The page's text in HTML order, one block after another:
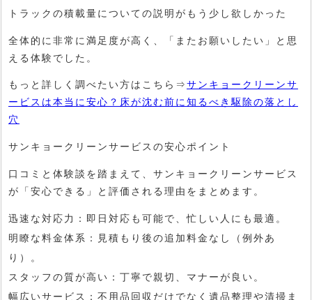
トラックの積載量についての説明がもう少し欲しかった
全体的に非常に満足度が高く、「またお願いしたい」と思
える体験でした。
もっと詳しく調べたい方はこちら⇒サンキョークリーンサ
ービスは本当に安心？床が沈む前に知るべき駆除の落とし
穴
サンキョークリーンサービスの安心ポイント
口コミと体験談を踏まえて、サンキョークリーンサービス
が「安心できる」と評価される理由をまとめます。
迅速な対応力
：即日対応も可能で、忙しい人にも最適。
明瞭な料金体系 ：見積もり後の追加料金なし（例外あ
り）。
スタッフの質が高い ：丁寧で親切、マナーが良い。
幅広いサービス
：不用品回収だけでなく遺品整理や清掃ま